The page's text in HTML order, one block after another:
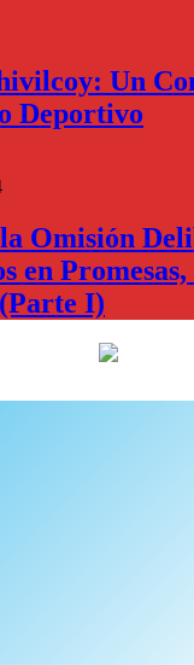
Un
Deportivo
Omisión
en
I)